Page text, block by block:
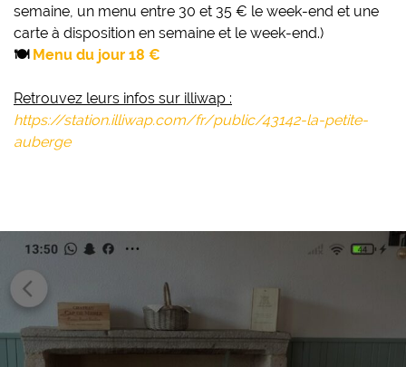
semaine, un menu entre 30 et 35 € le week-end et une
carte à disposition en semaine et le week-end.)
🍽 Menu du jour 18 €
Retrouvez leurs infos sur illiwap :
https://station.illiwap.com/fr/public/43142-la-petite-
auberge